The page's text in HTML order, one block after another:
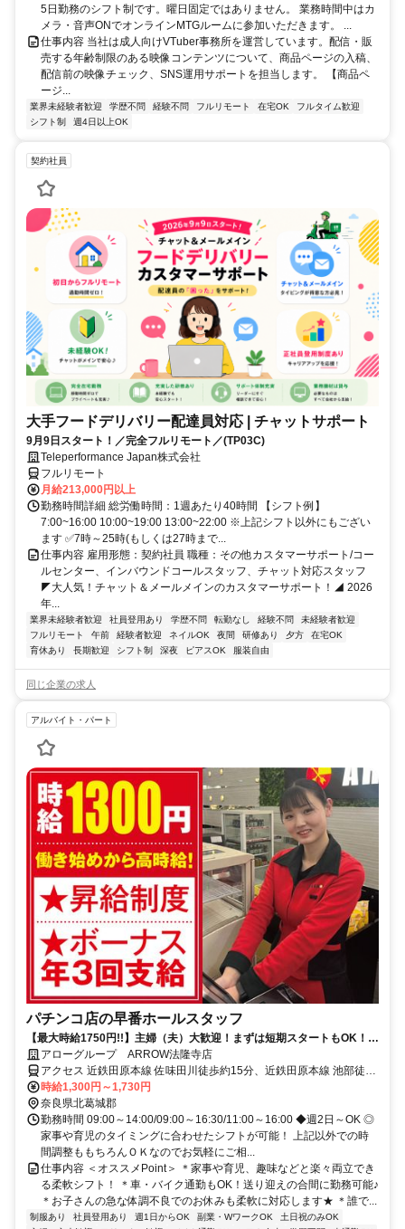
5日勤務のシフト制です。曜日固定ではありません。 業務時間中はカ
メラ・音声ONでオンラインMTGルームに参加いただきます。 ...
仕事内容 当社は成人向けVTuber事務所を運営しています。配信・販
売する年齢制限のある映像コンテンツについて、商品ページの入稿、
配信前の映像チェック、SNS運用サポートを担当します。 【商品ペ
ージ...
業界未経験者歓迎 学歴不問 経験不問 フルリモート 在宅OK
フルタイム歓迎
シフト制
週4日以上OK
契約社員
大手フードデリバリー配達員対応 | チャットサポート
9月9日スタート！／完全フルリモート／(TP03C)
Teleperformance Japan株式会社
フルリモート
月給213,000円以上
勤務時間詳細 総労働時間：1週あたり40時間 【シフト例】
7:00~16:00 10:00~19:00 13:00~22:00 ※上記シフト以外にもござい
ます ✅7時～25時(もしくは27時まで...
仕事内容 雇用形態：契約社員 職種：その他カスタマーサポート/コー
ルセンター、インバウンドコールスタッフ、チャット対応スタッフ
◤大人気！チャット＆メールメインのカスタマーサポート！◢ 2026
年...
業界未経験者歓迎 社員登用あり 学歴不問 転勤なし 経験不問
未経験者歓迎
フルリモート
午前 経験者歓迎 ネイルOK 夜間 研修あり 夕方
在宅OK
育休あり
長期歓迎 シフト制 深夜 ピアスOK 服装自由
同じ企業の求人
アルバイト・パート
パチンコ店の早番ホールスタッフ
【最大時給1750円!!】主婦（夫）大歓迎！まずは短期スタートもOK！ホ
ール・カウンタースタッフ☆
アローグループ ARROW法隆寺店
アクセス 近鉄田原本線 佐味田川徒歩約15分、近鉄田原本線 池部徒歩
約18分、ＪＲ関西本線〔大和路線〕 法隆寺南口徒歩約18分
時給1,300円～1,730円
奈良県北葛城郡
勤務時間 09:00～14:00/09:00～16:30/11:00～16:00 ◆週2日～OK ◎
家事や育児のタイミングに合わせたシフトが可能！ 上記以外での時
間調整ももちろんＯＫなのでお気軽にご相...
仕事内容 ＜オススメPoint＞ ＊家事や育児、趣味などと楽々両立でき
る柔軟シフト！ ＊車・バイク通勤もOK！送り迎えの合間に勤務可能♪
＊お子さんの急な体調不良でのお休みも柔軟に対応します★ ＊誰で...
制服あり 社員登用あり 週1日からOK 副業・WワークOK
土日祝のみOK